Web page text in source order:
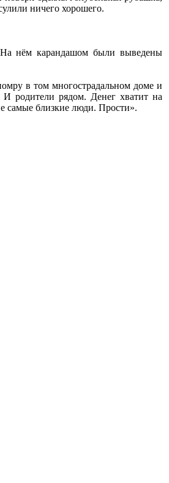
ничего хорошего.
На нём карандашом были выведены
в том многострадальном доме и
И родители рядом. Денег хватит на
самые близкие люди. Прости».